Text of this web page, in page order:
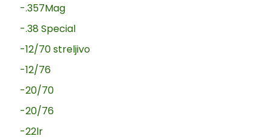
-.357Mag
-.38 Special
-12/70 streljivo
-12/76
-20/70
-20/76
-22lr